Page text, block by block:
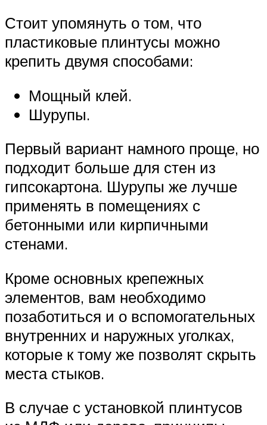
Стоит упомянуть о том, что
пластиковые плинтусы можно
крепить двумя способами:
Мощный клей.
Шурупы.
Первый вариант намного проще, но
подходит больше для стен из
гипсокартона. Шурупы же лучше
применять в помещениях с
бетонными или кирпичными
стенами.
Кроме основных крепежных
элементов, вам необходимо
позаботиться и о вспомогательных
внутренних и наружных уголках,
которые к тому же позволят скрыть
места стыков.
В случае с установкой плинтусов